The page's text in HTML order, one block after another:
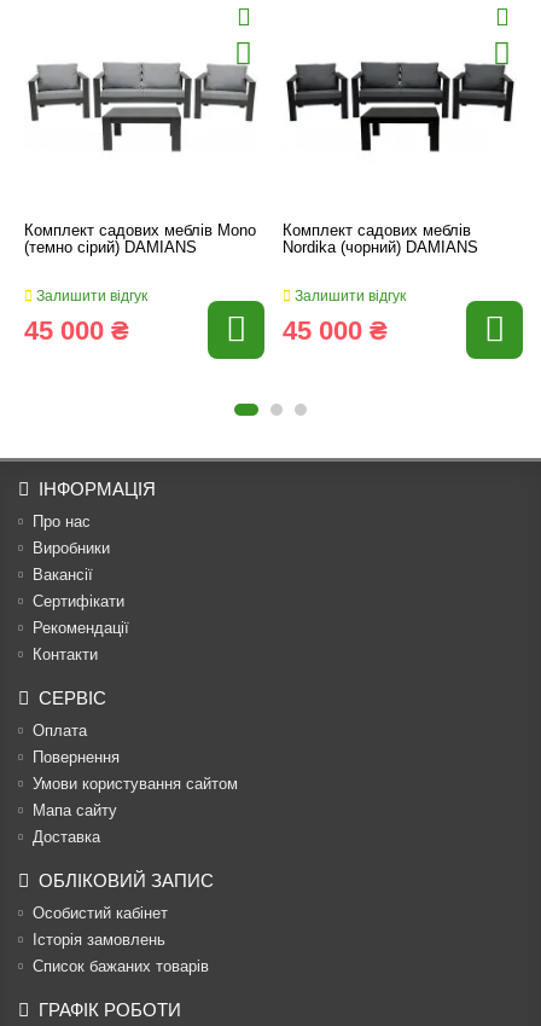
Комплект садових меблів Mono
(темно сірий) DAMIANS
Залишити відгук
45 000 ₴
Комплект садових меблів
Nordika (чорний) DAMIANS
Залишити відгук
45 000 ₴
ІНФОРМАЦІЯ
Про нас
Виробники
Вакансії
Сертифікати
Рекомендації
Контакти
СЕРВІС
Оплата
Повернення
Умови користування сайтом
Мапа сайту
Доставка
ОБЛІКОВИЙ ЗАПИС
Особистий кабінет
Історія замовлень
Список бажаних товарів
ГРАФІК РОБОТИ